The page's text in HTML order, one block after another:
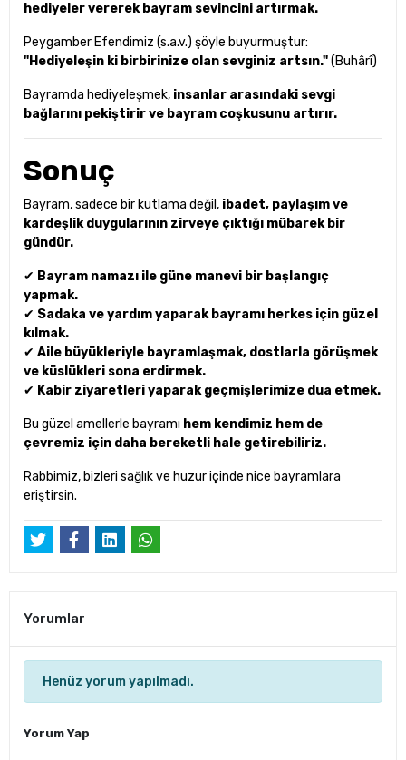
hediyeler vererek bayram sevincini artırmak.
Peygamber Efendimiz (s.a.v.) şöyle buyurmuştur:
"Hediyeleşin ki birbirinize olan sevginiz artsın."(Buhârî)
Bayramda hediyeleşmek, insanlar arasındaki sevgi
bağlarını pekiştirir ve bayram coşkusunu artırır.
Sonuç
Bayram, sadece bir kutlama değil, ibadet, paylaşım ve
kardeşlik duygularının zirveye çıktığı mübarek bir
gündür.
✔ Bayram namazı ile güne manevi bir başlangıç
yapmak.
✔ Sadaka ve yardım yaparak bayramı herkes için güzel
kılmak.
✔ Aile büyükleriyle bayramlaşmak, dostlarla görüşmek
ve küslükleri sona erdirmek.
✔ Kabir ziyaretleri yaparak geçmişlerimize dua etmek.
Bu güzel amellerle bayramı hem kendimiz hem de
çevremiz için daha bereketli hale getirebiliriz.
Rabbimiz, bizleri sağlık ve huzur içinde nice bayramlara
eriştirsin.
Yorumlar
Henüz yorum yapılmadı.
Yorum Yap